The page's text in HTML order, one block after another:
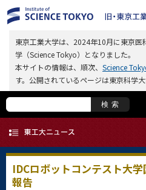
東京工業大学は、2024年10月に東京
学（Science Tokyo）となりました。
本サイトの情報は、順次、 Science
す。公開されているページは東京科学
検索
IDCロボットコンテスト大
報告